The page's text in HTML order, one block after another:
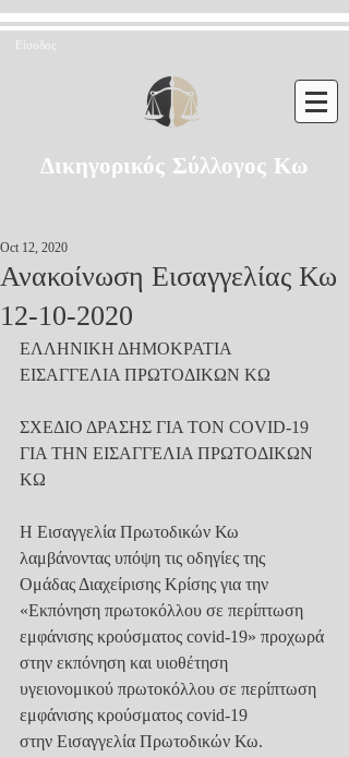
Είσοδος
Δικηγορικός Σύλλογος Κω
Ανακοίνωση Εισαγγελίας Κω
12-10-2020
Oct 12, 2020
ΕΛΛΗΝΙΚΗ ΔΗΜΟΚΡΑΤΙΑ
ΕΙΣΑΓΓΕΛΙΑ ΠΡΩΤΟΔΙΚΩΝ ΚΩ
ΣΧΕΔΙΟ ΔΡΑΣΗΣ ΓΙΑ ΤΟΝ COVID-19
ΓΙΑ ΤΗΝ ΕΙΣΑΓΓΕΛΙΑ ΠΡΩΤΟΔΙΚΩΝ
ΚΩ
Η Εισαγγελία Πρωτοδικών Κω
λαμβάνοντας υπόψη τις οδηγίες της
Ομάδας Διαχείρισης Κρίσης για την
«Εκπόνηση πρωτοκόλλου σε περίπτωση
εμφάνισης κρούσματος covid-19» προχωρά
στην εκπόνηση και υιοθέτηση
υγειονομικού πρωτοκόλλου σε περίπτωση
εμφάνισης κρούσματος covid-19
στην Εισαγγελία Πρωτοδικών Κω.